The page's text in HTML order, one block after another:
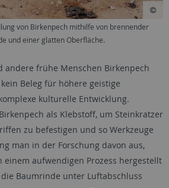
von Birkenpech mithilfe von brennender
und einer glatten Oberfläche.
andere frühe Menschen Birkenpech
Beleg für höhere geistige
kulturelle Entwicklung.
als Klebstoff, um Steinkratzer
zu befestigen und so Werkzeuge
man in der Forschung davon aus,
einem aufwendigen Prozess hergestellt
Baumrinde unter Luftabschluss